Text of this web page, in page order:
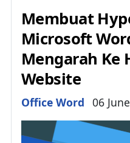
Membuat
Microsoft
Mengarah Ke
Website
Details
Office Word 06